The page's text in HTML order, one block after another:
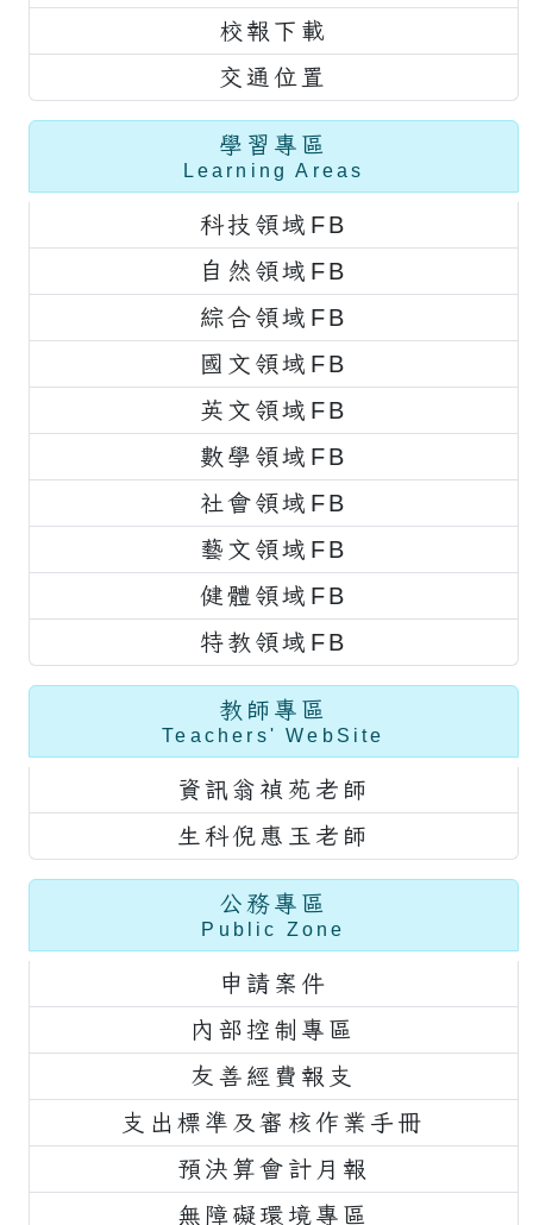
校報下載
交通位置
學習專區
Learning Areas
科技領域FB
自然領域FB
綜合領域FB
國文領域FB
英文領域FB
數學領域FB
社會領域FB
藝文領域FB
健體領域FB
特教領域FB
教師專區
Teachers' WebSite
資訊翁禎苑老師
生科倪惠玉老師
公務專區
Public Zone
申請案件
內部控制專區
友善經費報支
支出標準及審核作業手冊
預決算會計月報
無障礙環境專區